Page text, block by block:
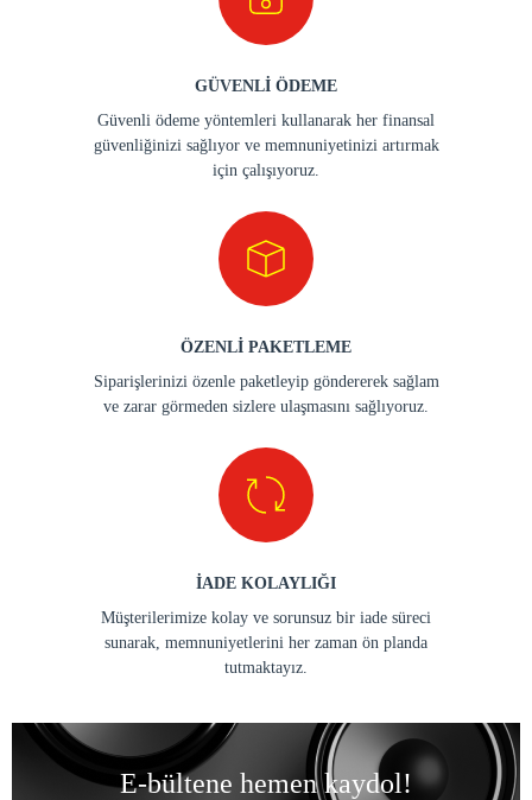
GÜVENLİ ÖDEME
Güvenli ödeme yöntemleri kullanarak her finansal
güvenliğinizi sağlıyor ve memnuniyetinizi artırmak
için çalışıyoruz.
ÖZENLİ PAKETLEME
Siparişlerinizi özenle paketleyip göndererek sağlam
ve zarar görmeden sizlere ulaşmasını sağlıyoruz.
İADE KOLAYLIĞI
Müşterilerimize kolay ve sorunsuz bir iade süreci
sunarak, memnuniyetlerini her zaman ön planda
tutmaktayız.
E-bültene hemen kaydol!